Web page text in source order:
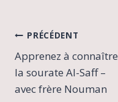
Navigation
de
l’article
PRÉCÉDENT
Apprenez à connaître
la sourate Al-Saff –
avec frère Nouman